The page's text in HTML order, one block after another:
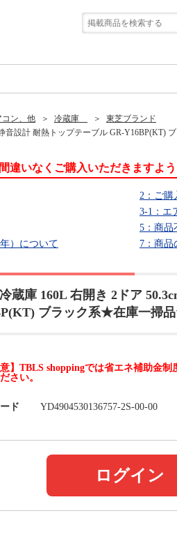
ン、他 冷蔵庫
東芝ブランド
音設計 耐熱トップテーブル GR-Y16BP(KT)
いなくご購入いただきますよう
2：ご購
3-1：エ
5：商品
）について
7：商品
蔵庫 160L 右開き 2ドア
ブラック系★在庫一掃
意】TBLS shoppingでは省エネ補助金
さい。
ド YD4904530136757-2S-00-00
ログイン